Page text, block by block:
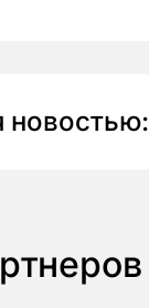
новостью: